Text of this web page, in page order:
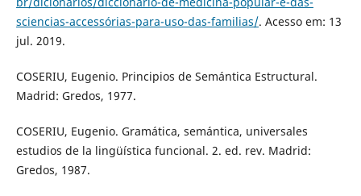
sciencias-accessórias-para-uso-das-familias/. Acesso em: 13
jul. 2019.
COSERIU, Eugenio. Principios de Semántica Estructural.
Madrid: Gredos, 1977.
COSERIU, Eugenio. Gramática, semántica, universales
estudios de la lingüística funcional. 2. ed. rev. Madrid:
Gredos, 1987.